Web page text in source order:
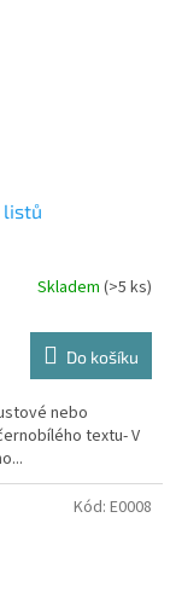
listů
Skladem (>5 ks)
Do košíku
nebo
textu- V
Kód: E0008